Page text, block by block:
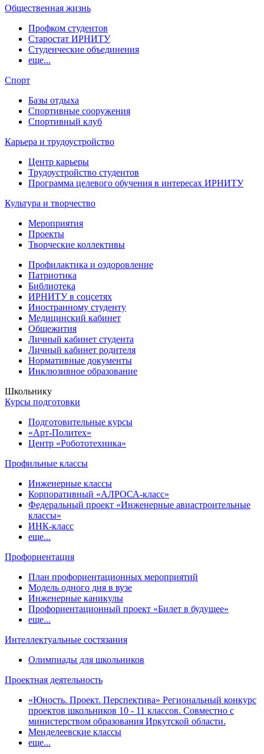
Общественная жизнь
Профком студентов
Старостат ИРНИТУ
Студенческие объединения
еще...
Спорт
Базы отдыха
Спортивные сооружения
Спортивный клуб
Карьера и трудоустройство
Центр карьеры
Трудоустройство студентов
Программа целевого обучения в интересах ИРНИТУ
Культура и творчество
Мероприятия
Проекты
Творческие коллективы
Профилактика и оздоровление
Патриотика
Библиотека
ИРНИТУ в соцсетях
Иностранному студенту
Медицинский кабинет
Общежития
Личный кабинет студента
Личный кабинет родителя
Нормативные документы
Инклюзивное образование
Школьнику
Курсы подготовки
Подготовительные курсы
«Арт-Политех»
Центр «Робототехника»
Профильные классы
Инженерные классы
Корпоративный «АЛРОСА-класс»
Федеральный проект «Инженерные авиастроительные
классы»
ИНК-класс
еще...
Профориентация
План профориентационных мероприятий
Модель одного дня в вузе
Инженерные каникулы
Профориентационный проект «Билет в будущее»
еще...
Интеллектуальные состязания
Олимпиады для школьников
Проектная деятельность
«Юность. Проект. Перспектива» Региональный конкурс
проектов школьников 10 - 11 классов. Совместно с
министерством образования Иркутской области.
Менделеевские классы
еще...